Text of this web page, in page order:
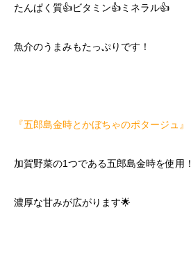
たんぱく質👍ビタミン👍ミネラル👍
魚介のうまみもたっぷりです！
『五郎島金時とかぼちゃのポタージュ』
加賀野菜の1つである五郎島金時を使用！
濃厚な甘みが広がります🌟